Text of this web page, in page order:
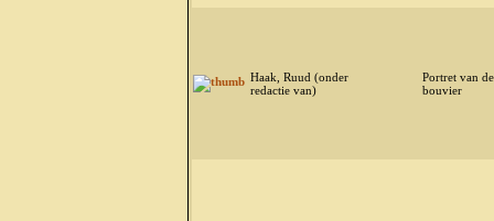
Haak, Ruud (onder
redactie van)
Portret van de
bouvier